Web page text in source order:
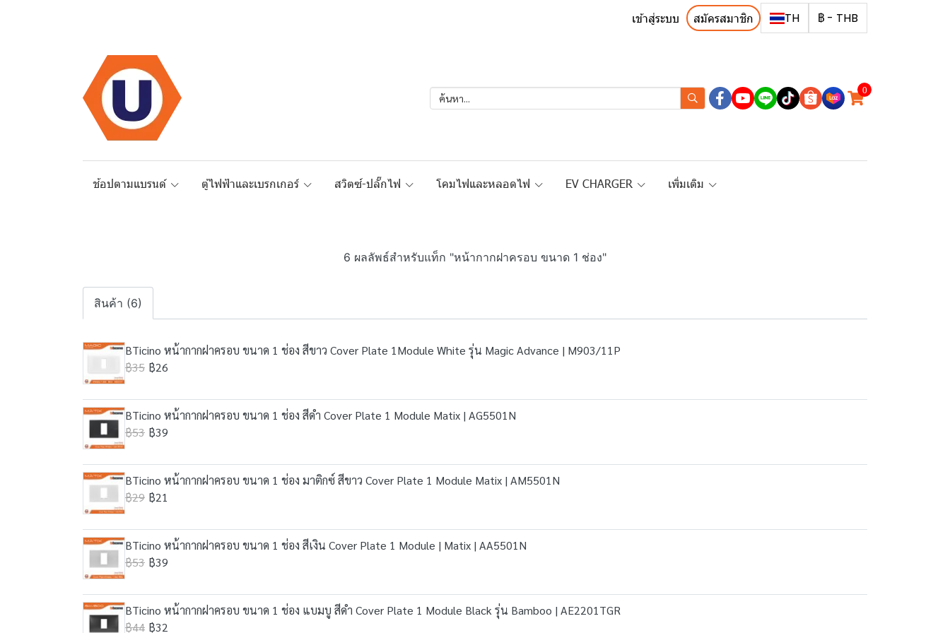
เข้าสู่ระบบ สมัครสมาชิก TH ฿ - THB
0
ช้อปตามแบรนด์ ตู้ไฟฟ้าและเบรกเกอร์ สวิตซ์-ปลั๊กไฟ โคมไฟและหลอดไฟ EV CHARGER เพิ่มเติม
6 ผลลัพธ์สำหรับแท็ก "หน้ากากฝาครอบ ขนาด 1 ช่อง"
สินค้า (6)
BTicino หน้ากากฝาครอบ ขนาด 1 ช่อง สีขาว Cover Plate 1Module White รุ่น Magic Advance | M903/11P
฿35 ฿26
BTicino หน้ากากฝาครอบ ขนาด 1 ช่อง สีดำ Cover Plate 1 Module Matix | AG5501N
฿53 ฿39
BTicino หน้ากากฝาครอบ ขนาด 1 ช่อง มาติกซ์ สีขาว Cover Plate 1 Module Matix | AM5501N
฿29 ฿21
BTicino หน้ากากฝาครอบ ขนาด 1 ช่อง สีเงิน Cover Plate 1 Module | Matix | AA5501N
฿53 ฿39
BTicino หน้ากากฝาครอบ ขนาด 1 ช่อง แบมบู สีดำ Cover Plate 1 Module Black รุ่น Bamboo | AE2201TGR
฿44 ฿32